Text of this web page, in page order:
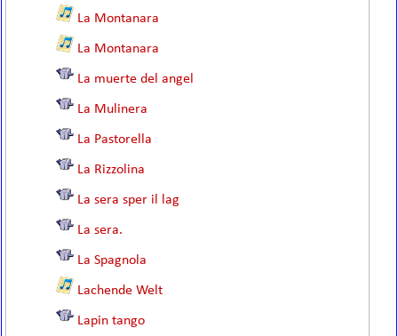
La Montanara
La Montanara
La muerte del angel
La Mulinera
La Pastorella
La Rizzolina
La sera sper il lag
La sera.
La Spagnola
Lachende Welt
Lapin tango